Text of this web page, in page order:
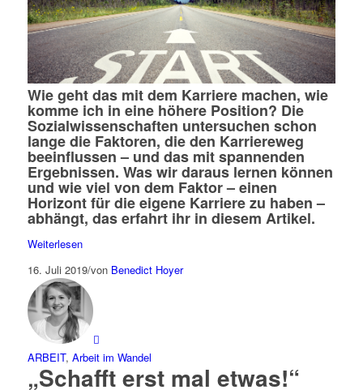
Wie geht das mit dem Karriere machen, wie
komme ich in eine höhere Position? Die
Sozialwissenschaften untersuchen schon
lange die Faktoren, die den Karriereweg
beeinflussen – und das mit spannenden
Ergebnissen. Was wir daraus lernen können
und wie viel von dem Faktor – einen
Horizont für die eigene Karriere zu haben –
abhängt, das erfahrt ihr in diesem Artikel.
Weiterlesen
16. Juli 2019/von Benedict Hoyer
ARBEIT, Arbeit im Wandel
„Schafft erst mal etwas!“